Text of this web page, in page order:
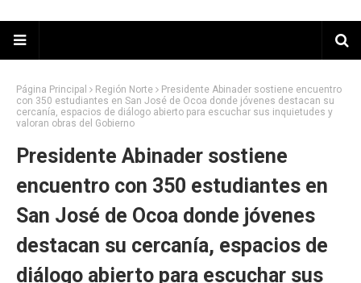
Página Principal Región Norte
Presidente Abinader sostiene encuentro
con 350 estudiantes en San José de Ocoa donde jóvenes destacan su
cercanía, espacios de diálogo abierto para escuchar sus inquietudes y
valoran obras del Gobierno
Presidente Abinader sostiene
encuentro con 350 estudiantes en
San José de Ocoa donde jóvenes
destacan su cercanía, espacios de
diálogo abierto para escuchar sus